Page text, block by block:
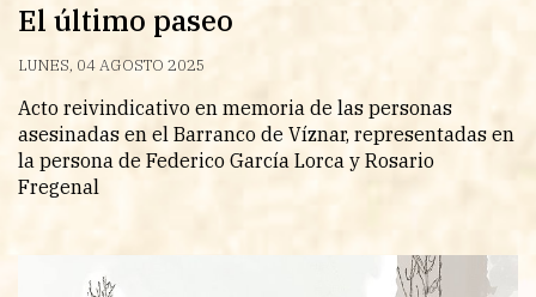
El último paseo
LUNES, 04 AGOSTO 2025
Acto reivindicativo en memoria de las personas
asesinadas en el Barranco de Víznar, representadas en
la persona de Federico García Lorca y Rosario
Fregenal